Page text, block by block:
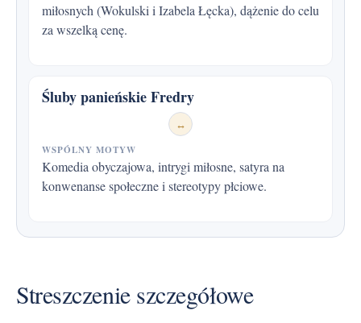
miłosnych (Wokulski i Izabela Łęcka), dążenie do celu
za wszelką cenę.
Śluby panieńskie Fredry
↔
WSPÓLNY MOTYW
Komedia obyczajowa, intrygi miłosne, satyra na
konwenanse społeczne i stereotypy płciowe.
Streszczenie szczegółowe